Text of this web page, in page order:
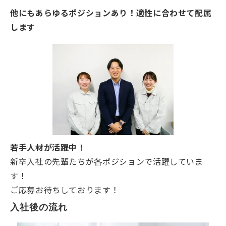
他にもあらゆるポジションあり！適性に合わせて配属
します
若手人材が活躍中！
新卒入社の先輩たちが各ポジションで活躍していま
す！
ご応募お待ちしております！
入社後の流れ